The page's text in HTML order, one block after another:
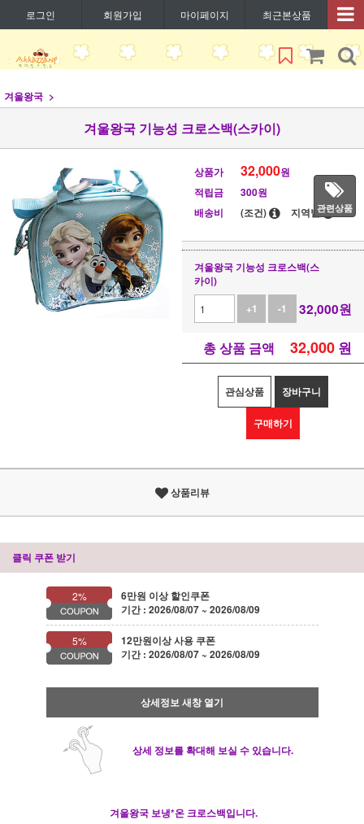
로그인 회원가입 마이페이지 최근본상품
겨울왕국
겨울왕국 기능성 크로스백(스카이)
상품가 32,000원
적립금
300원
배송비
(조건) 지역별관련상품
겨울왕국 기능성 크로스백(스
카이)
+1
-1 32,000원
총 상품 금액 32,000 원
관심상품 장바구니
구매하기
상품리뷰
클릭 쿠폰 받기
2%
6만원 이상 할인쿠폰
기간 : 2026/08/07 ~ 2026/08/09
5%
12만원이상 사용 쿠폰
기간 : 2026/08/07 ~ 2026/08/09
상세정보 새창 열기
상세 정보를 확대해 보실 수 있습니다.
겨울왕국 보냉*온 크로스백입니다.